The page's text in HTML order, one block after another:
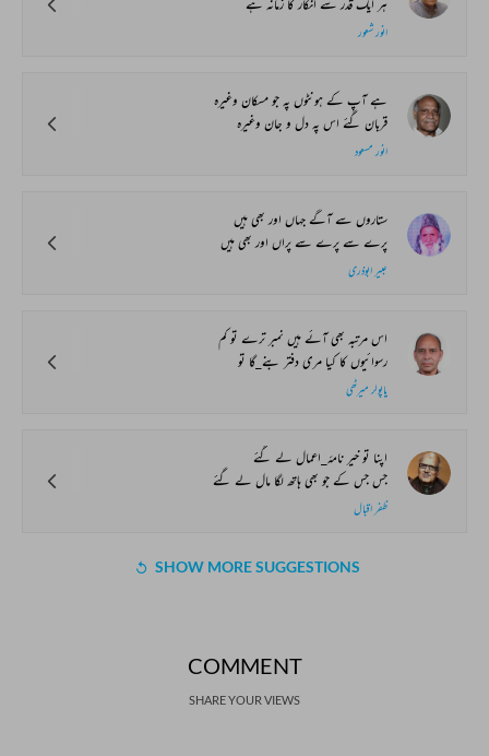
ہر ایک قدر سے انکار کا زمانہ ہے
انور شعور
ہے آپ کے ہونٹوں پہ جو مسکان وغیرہ
قربان گئے اس پہ دل و جان وغیرہ
انور مسعود
ستاروں سے آگے جہاں اور بھی ہیں
پرے سے پرے سے پراں اور بھی ہیں
عبیر ابوذری
اس مرتبہ بھی آئے ہیں نمبر ترے تو کم
رسوائیوں کا کیا مری دفتر بنے_گا تو
پاپولر میرٹھی
اپنا تو خیر نامۂ_اعمال لے گئے
جس جس کے جو بھی ہاتھ لگا مال لے گئے
ظفر اقبال
SHOW MORE SUGGESTIONS
COMMENT
SHARE YOUR VIEWS